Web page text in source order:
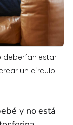
deberían estar
un círculo
y no está